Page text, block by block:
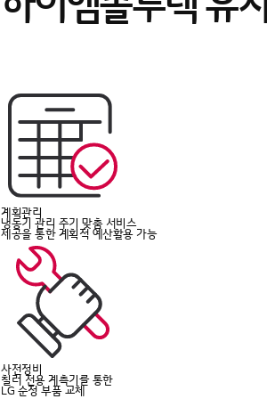
계획관리
냉동기 관리 주기 맞춤 서비스
제공을 통한 계획적 예산활용 가능
사전정비
칠러 전용 계측기를 통한
LG 순정 부품 교체